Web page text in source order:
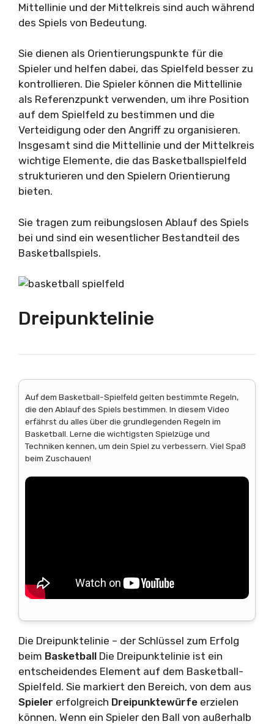
Mittellinie und der Mittelkreis sind auch während
des Spiels von Bedeutung.
Sie dienen als Orientierungspunkte für die
Spieler und helfen dabei, das Spielfeld besser zu
kontrollieren. Die Spieler können die Mittellinie
als Referenzpunkt verwenden, um ihre Position
auf dem Spielfeld zu bestimmen und die
Verteidigung oder den Angriff zu organisieren.
Insgesamt sind die Mittellinie und der Mittelkreis
wichtige Elemente, die das Basketballspielfeld
strukturieren und den Spielern Orientierung
bieten.
Sie tragen zum reibungslosen Ablauf des Spiels
bei und sind ein wesentlicher Bestandteil des
Basketballspiels.
Dreipunktelinie
Auf dem Basketball-Spielfeld gelten bestimmte Regeln,
die den Ablauf des Spiels bestimmen. In diesem Video
erfährst du alles über die grundlegenden Regeln im
Basketball. Lerne die wichtigsten Spielzüge und
Techniken kennen, um dein Spiel zu verbessern. Viel Spaß
beim Zuschauen!
Die Dreipunktelinie – der Schlüssel zum Erfolg
beim Basketball Die Dreipunktelinie ist ein
entscheidendes Element auf dem Basketball-
Spielfeld. Sie markiert den Bereich, von dem aus
Spieler erfolgreich Dreipunktewürfe erzielen
können. Wenn ein Spieler den Ball von außerhalb